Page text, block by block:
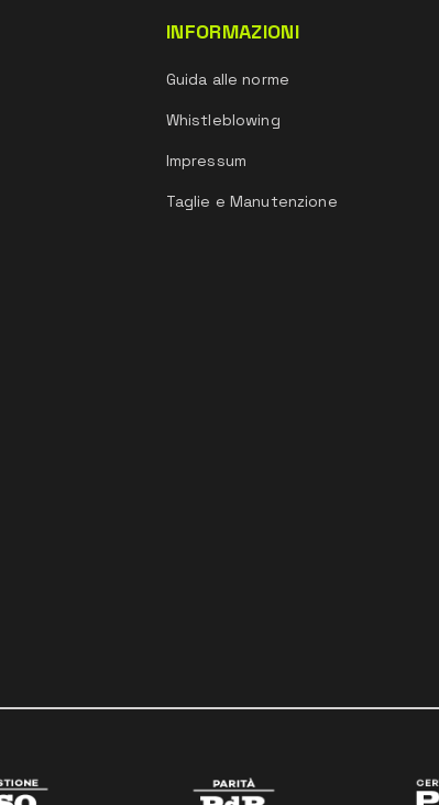
INFORMAZIONI
Guida alle norme
Whistleblowing
Impressum
Taglie e Manutenzione